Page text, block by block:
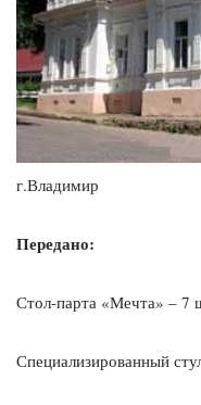
г.Владимир
Передано:
Стол-парта «Мечта» – 7
Специализированный